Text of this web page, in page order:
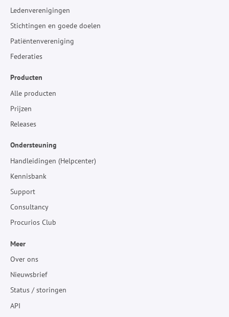
Ledenverenigingen
Stichtingen en goede doelen
Patiëntenvereniging
Federaties
Producten
Alle producten
Prijzen
Releases
Ondersteuning
Handleidingen (Helpcenter)
Kennisbank
Support
Consultancy
Procurios Club
Meer
Over ons
Nieuwsbrief
Status / storingen
API